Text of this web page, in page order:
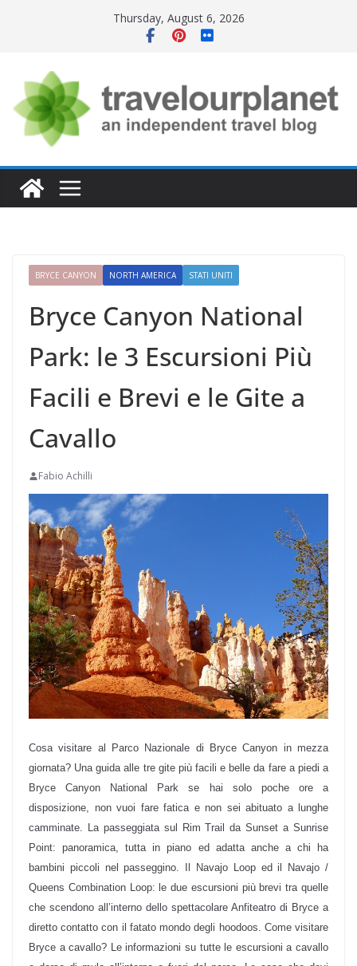
Thursday, August 6, 2026
BRYCE CANYON NORTH AMERICA STATI UNITI
Bryce Canyon National
Park: le 3 Escursioni Più
Facili e Brevi e le Gite a
Cavallo
Fabio Achilli
Cosa visitare al Parco Nazionale di Bryce Canyon in mezza
giornata? Una guida alle tre gite più facili e belle da fare a piedi a
Bryce Canyon National Park se hai solo poche ore a
disposizione, non vuoi fare fatica e non sei abituato a lunghe
camminate. La passeggiata sul Rim Trail da Sunset a Sunrise
Point: panoramica, tutta in piano ed adatta anche a chi ha
bambini piccoli nel passeggino. Il Navajo Loop ed il Navajo /
Queens Combination Loop: le due escursioni più brevi tra quelle
che scendono all’interno dello spettacolare Anfiteatro di Bryce a
diretto contatto con il fatato mondo degli hoodoos. Come visitare
Bryce a cavallo? Le informazioni su tutte le escursioni a cavallo